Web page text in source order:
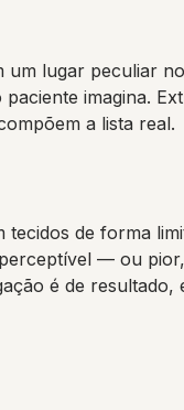
lugar peculiar
imagina.
a lista real.
de forma
— ou
é de resultado,